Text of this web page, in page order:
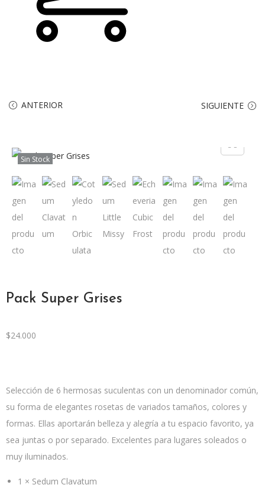
ANTERIOR SIGUIENTE
Sin Stock
Pack Super Grises
$24.000
Selección de 6 hermosas suculentas con un denominador común,
su forma de elegantes rosetas de variados tamaños, colores y
formas. Ellas aportarán belleza y alegría a tu espacio favorito, ya
sea juntas o por separado. Excelentes para lugares soleados o
muy iluminados.
1 × Sedum Clavatum